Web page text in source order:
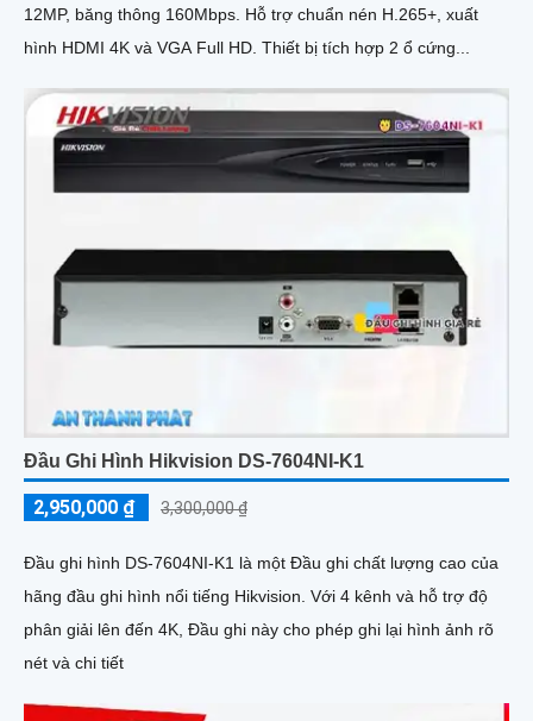
12MP, băng thông 160Mbps. Hỗ trợ chuẩn nén H.265+, xuất
hình HDMI 4K và VGA Full HD. Thiết bị tích hợp 2 ổ cứng...
Đầu Ghi Hình Hikvision DS-7604NI-K1
2,950,000 ₫ 3,300,000 ₫
Đầu ghi hình DS-7604NI-K1 là một Đầu ghi chất lượng cao của
hãng đầu ghi hình nổi tiếng Hikvision. Với 4 kênh và hỗ trợ độ
phân giải lên đến 4K, Đầu ghi này cho phép ghi lại hình ảnh rõ
nét và chi tiết